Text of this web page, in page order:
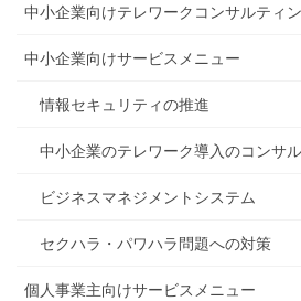
中小企業向けテレワークコンサルティ
中小企業向けサービスメニュー
情報セキュリティの推進
中小企業のテレワーク導入のコンサ
ビジネスマネジメントシステム
セクハラ・パワハラ問題への対策
個人事業主向けサービスメニュー